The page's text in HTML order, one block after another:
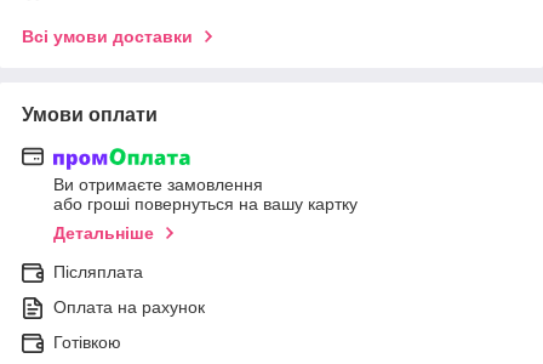
Всі умови доставки
Умови оплати
Ви отримаєте замовлення
або гроші повернуться на вашу картку
Детальніше
Післяплата
Оплата на рахунок
Готівкою